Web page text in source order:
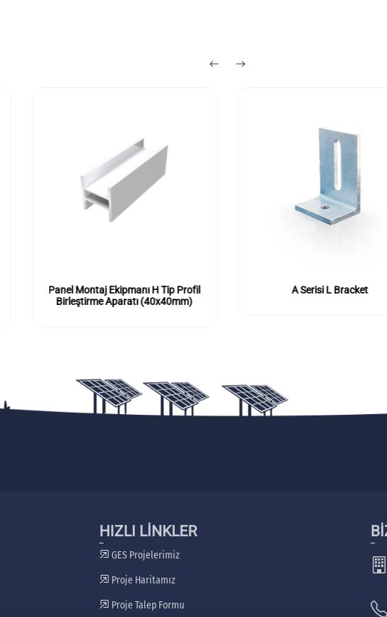
Panel Montaj Ekipmanı H Tip Profil
Birleştirme Aparatı (40x40mm)
A Serisi L Bracket
HIZLI LİNKLER
GES Projelerimiz
Proje Haritamız
Proje Talep Formu